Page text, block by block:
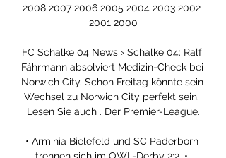
2008 2007 2006 2005 2004 2003 2002
2001 2000
FC Schalke 04 News › Schalke 04: Ralf
Fährmann absolviert Medizin-Check bei
Norwich City. Schon Freitag könnte sein
Wechsel zu Norwich City perfekt sein.
Lesen Sie auch . Der Premier-League.
• Arminia Bielefeld und SC Paderborn